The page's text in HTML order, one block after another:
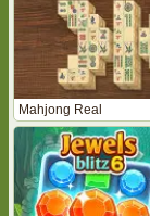
Mahjong Real